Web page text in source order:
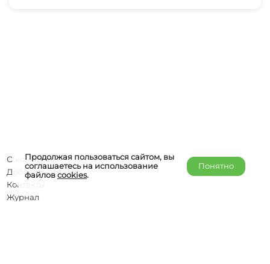
Продолжая пользоваться сайтом, вы
соглашаетесь на использование
файловcookies.
Понятно
О компании
Добавить объект
Контакты
Журнал